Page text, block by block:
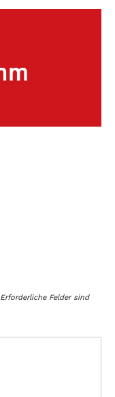
Erforderliche Felder sind